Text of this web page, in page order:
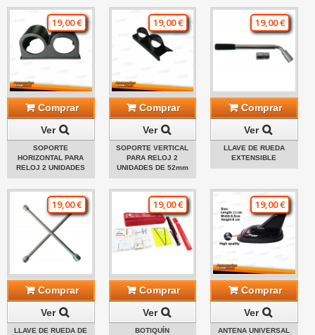
19,00 €
Comprar
Ver
SOPORTE
HORIZONTAL PARA
RELOJ 2 UNIDADES
19,00 €
Comprar
Ver
SOPORTE VERTICAL
PARA RELOJ 2
UNIDADES DE 52mm
19,00 €
Comprar
Ver
LLAVE DE RUEDA
EXTENSIBLE
19,00 €
Comprar
Ver
LLAVE DE RUEDA DE
19,00 €
Comprar
Ver
BOTIQUÍN
19,00 €
Comprar
Ver
ANTENA UNIVERSAL